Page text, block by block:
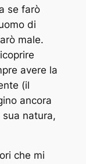
se farò
di
male.
avere la
(il
ancora
natura,
che mi